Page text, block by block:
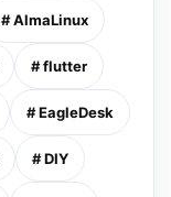
# AlmaLinux
# flutter
# EagleDesk
# DIY